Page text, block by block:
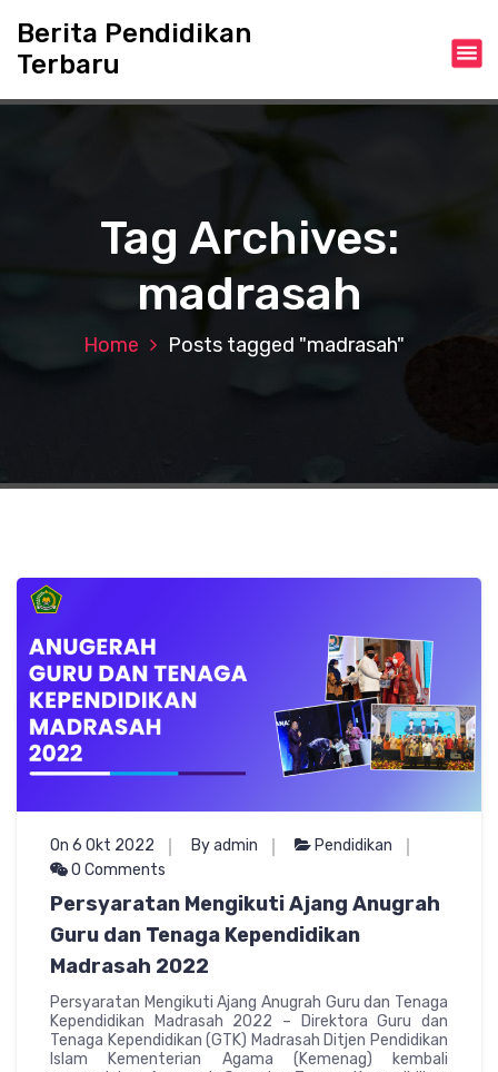
t
Berita Pendidikan
Terbaru
Tag Archives:
madrasah
Home Posts tagged "madrasah"
On 6 Okt 2022 By admin
Pendidikan
0 Comments
Persyaratan Mengikuti Ajang Anugrah
Guru dan Tenaga Kependidikan
Madrasah 2022
Persyaratan Mengikuti Ajang Anugrah Guru dan Tenaga
Kependidikan Madrasah 2022 – Direktora Guru dan
Tenaga Kependidikan (GTK) Madrasah Ditjen Pendidikan
Islam Kementerian Agama (Kemenag) kembali